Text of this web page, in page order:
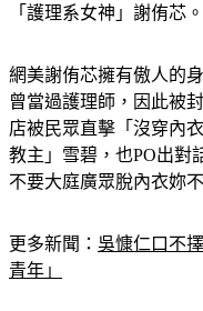
曾當過護理師，因此被
店被民眾直擊「沒穿內
教主」雪碧，也PO出對
不要大庭廣眾脫內衣妳
青年」